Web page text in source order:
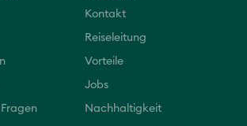
Kontakt
Reiseleitung
Vorteile
Jobs
Nachhaltigkeit